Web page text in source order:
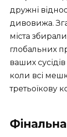
дружні
дивовижа.
міста
глобальних
ваших
коли всі
третьоїкову